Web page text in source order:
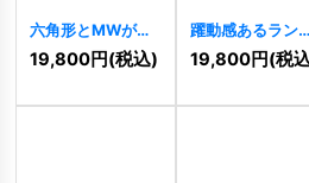
六角形とMWが融
合する先進的な連
結ロゴ [ 11086]
19,800円(税込)
躍動感あるランナ
ーのロゴ [11081]
19,800円(税